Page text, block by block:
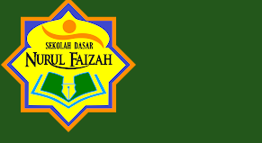
Sesudah Maret 2022
PPDB GELOMBANG III TAHUN
AJARAN 2022-2023
Kelas Reguler dan ICP